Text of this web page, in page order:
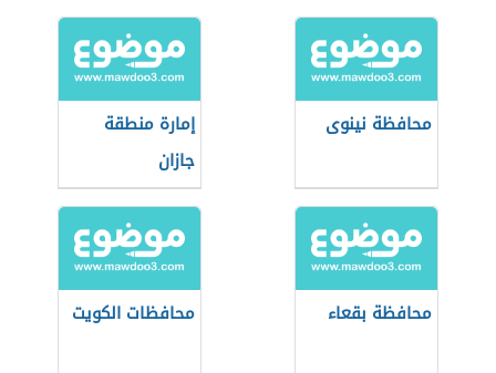
محافظة نينوى
إمارة منطقة
جازان
محافظة بقعاء محافظات الكويت